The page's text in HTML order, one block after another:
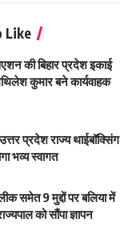
Like
की बिहार प्रदेश इकाई
कुमार बने कार्यवाहक
प्रदेश राज्य थाईबॉक्सिंग
भव्य स्वागत
समेत 9 मुद्दों पर बलिया में
को सौंपा ज्ञापन